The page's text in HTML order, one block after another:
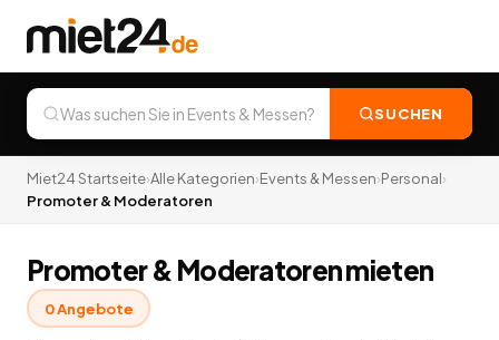
SUCHEN
Miet24 Startseite›Alle Kategorien›Events & Messen›Personal›
Promoter & Moderatoren
Promoter & Moderatoren mieten
0Angebote